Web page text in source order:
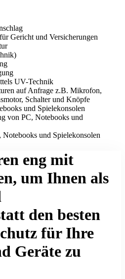
Gericht und Versicherungen
UV-Technik
auf Anfrage z.B. Mikrofon,
Schalter und Knöpfe
und Spielekonsolen
von PC, Notebooks und
und Spielekonsolen
eng mit
um Ihnen als
den besten
für Ihre
Geräte zu